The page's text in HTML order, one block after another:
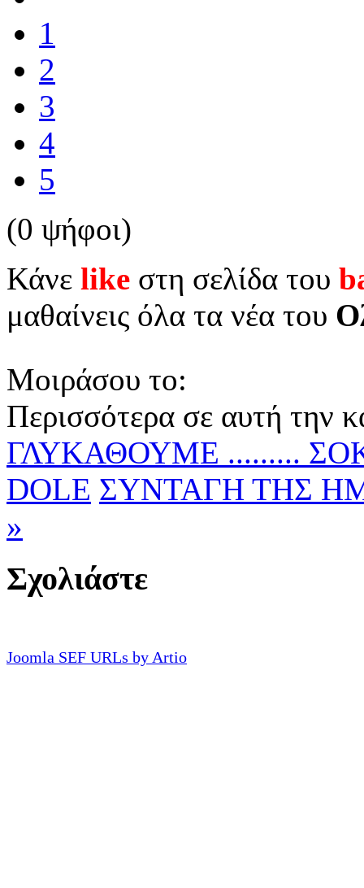
1
2
3
4
5
(0 ψήφοι)
Κάνε like στη σελίδα του
μαθαίνεις όλα τα νέα του
Μοιράσου το:
Περισσότερα σε αυτή την
ΓΛΥΚΑΘΟΥΜΕ .........
DOLE ΣΥΝΤΑΓΗ ΤΗΣ
»
Σχολιάστε
Joomla SEF URLs by Artio